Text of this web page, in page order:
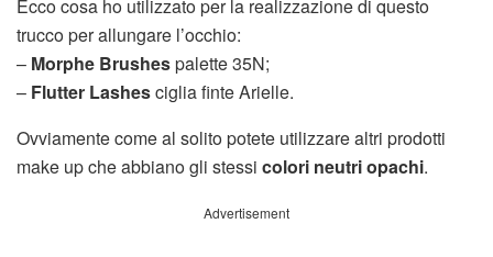
Ecco cosa ho utilizzato per la realizzazione di questo
trucco per allungare l’occhio:
– Morphe Brushespalette 35N;
– Flutter Lashesciglia finte Arielle.
Ovviamente come al solito potete utilizzare altri prodotti
make up che abbiano gli stessi colori neutri opachi.
Advertisement